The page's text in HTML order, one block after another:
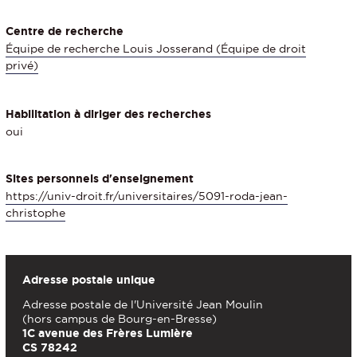
Centre de recherche
Équipe de recherche Louis Josserand (Équipe de droit
privé)
Habilitation à diriger des recherches
oui
Sites personnels d'enseignement
https://univ-droit.fr/universitaires/5091-roda-jean-
christophe
Adresse postale unique
Adresse postale de l'Université Jean Moulin
(hors campus de Bourg-en-Bresse)
1C avenue des Frères Lumière
CS 78242